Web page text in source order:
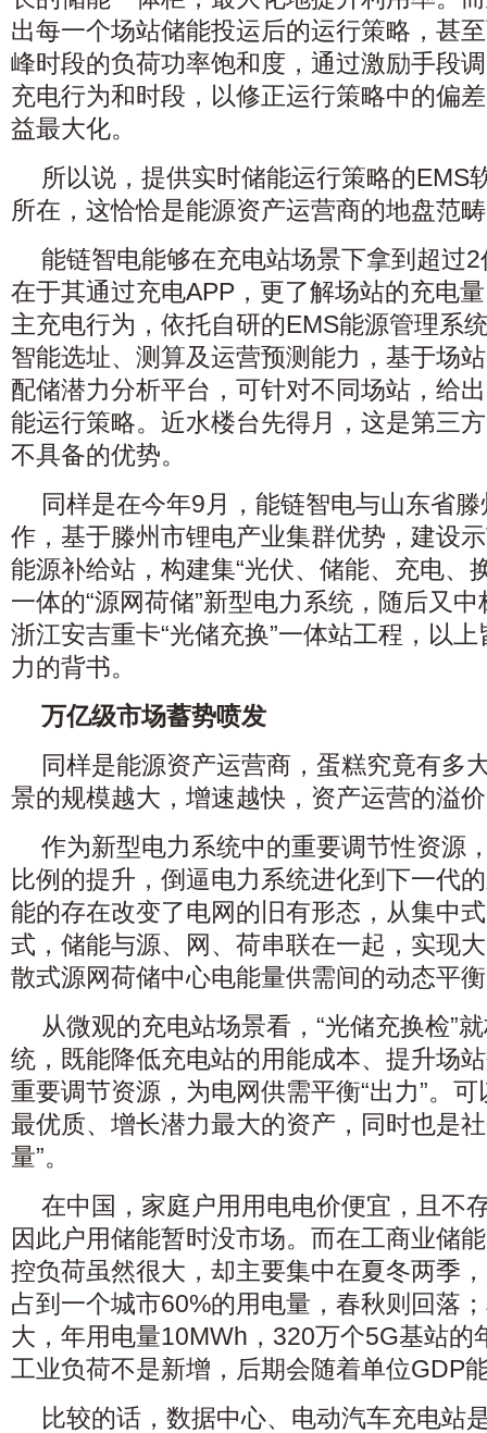
出每一个场站储能投运后的运行策略，甚
峰时段的负荷功率饱和度，通过激励手段
充电行为和时段，以修正运行策略中的偏
益最大化。
所以说，提供实时储能运行策略的EMS
所在，这恰恰是能源资产运营商的地盘范
能链智电能够在充电站场景下拿到超过
在于其通过充电APP，更了解场站的充电
主充电行为，依托自研的EMS能源管理系
智能选址、测算及运营预测能力，基于场
配储潜力分析平台，可针对不同场站，给
能运行策略。近水楼台先得月，这是第三
不具备的优势。
同样是在今年9月，能链智电与山东省
作，基于滕州市锂电产业集群优势，建设
能源补给站，构建集“光伏、储能、充电、
一体的“源网荷储”新型电力系统，随后又
浙江安吉重卡“光储充换”一体站工程，以
力的背书。
万亿级市场蓄势喷发
同样是能源资产运营商，蛋糕究竟有多
景的规模越大，增速越快，资产运营的溢
作为新型电力系统中的重要调节性资源
比例的提升，倒逼电力系统进化到下一代
能的存在改变了电网的旧有形态，从集中
式，储能与源、网、荷串联在一起，实现
散式源网荷储中心电能量供需间的动态平
从微观的充电站场景看，“光储充换检”
统，既能降低充电站的用能成本、提升场
重要调节资源，为电网供需平衡“出力”。
最优质、增长潜力最大的资产，同时也是
量”。
在中国，家庭户用用电电价便宜，且不
因此户用储能暂时没市场。而在工商业储
控负荷虽然很大，却主要集中在夏冬两季
占到一个城市60%的用电量，春秋则回落
大，年用电量10MWh，320万个5G基站的
工业负荷不是新增，后期会随着单位GDP
比较的话，数据中心、电动汽车充电站